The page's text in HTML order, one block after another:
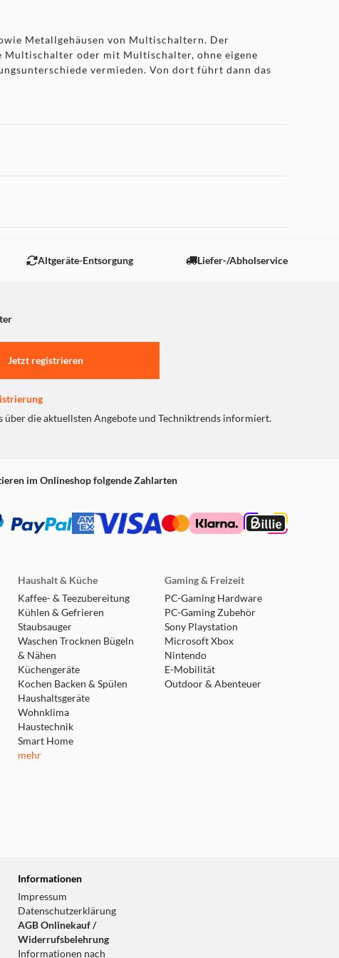
Metallgehäusen von Multischaltern. Der
oder mit Multischalter, ohne eigene
vermieden. Von dort führt dann das
Altgeräte-Entsorgung Liefer-/Abholservice
Jetzt registrieren
über die aktuellsten Angebote und Techniktrends informiert.
im Onlineshop folgende Zahlarten
Haushalt & Küche
Kaffee- & Teezubereitung
Kühlen & Gefrieren
Staubsauger
Waschen Trocknen Bügeln
& Nähen
Küchengeräte
Kochen Backen & Spülen
Haushaltsgeräte
Wohnklima
Haustechnik
Smart Home
mehr
Gaming & Freizeit
PC-Gaming Hardware
PC-Gaming Zubehör
Sony Playstation
Microsoft Xbox
Nintendo
E-Mobilität
Outdoor & Abenteuer
Informationen
Impressum
Datenschutzerklärung
AGB Onlinekauf /
Widerrufsbelehrung
Informationen nach